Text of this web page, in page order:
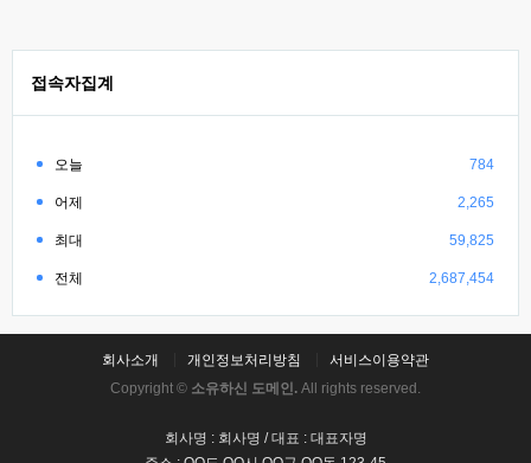
접속자집계
오늘 784
어제 2,265
최대 59,825
전체 2,687,454
회사소개 개인정보처리방침
서비스이용약관
Copyright © 소유하신 도메인. All rights reserved.
회사명 : 회사명 / 대표 : 대표자명